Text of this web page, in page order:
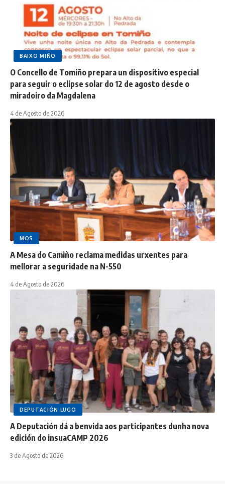
BAIXO MIÑO
O Concello de Tomiño prepara un dispositivo especial
para seguir o eclipse solar do 12 de agosto desde o
miradoiro da Magdalena
4 de Agosto de 2026
MOS
A Mesa do Camiño reclama medidas urxentes para
mellorar a seguridade na N-550
4 de Agosto de 2026
DEPUTACIÓN LUGO
A Deputación dá a benvida aos participantes dunha nova
edición do insuaCAMP 2026
3 de Agosto de 2026